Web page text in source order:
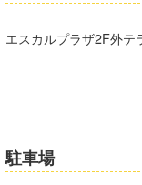
エスカルプラザ2F外テ
駐車場
ゴン
予報士 hiro.